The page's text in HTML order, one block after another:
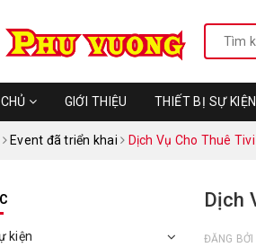
GIỚI THIỆU THIẾT BỊ SỰ
Event đã triển khai Dịch Vụ Cho Thuê
Dịch
ĐĂNG BỞI
kiện